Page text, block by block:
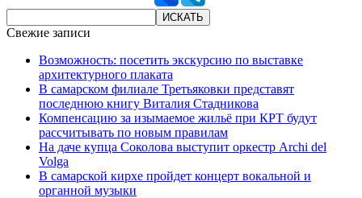
Свежие записи
Возможность: посетить экскурсию по выставке
архитектурного плаката
В самарском филиале Третьяковки представят
последнюю книгу Виталия Стадникова
Компенсацию за изымаемое жильё при КРТ будут
рассчитывать по новым правилам
На даче купца Соколова выступит оркестр Archi del
Volga
В самарской кирхе пройдет концерт вокальной и
органной музыки